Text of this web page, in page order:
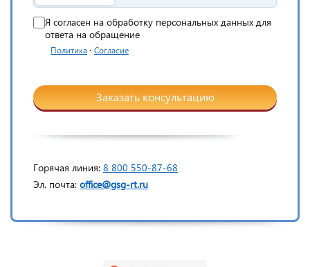
Я согласен на обработку персональных данных для
ответа на обращение
Политика · Согласие
Заказать консультацию
Горячая линия: 8 800 550-87-68
Эл. почта: office@gsg-rt.ru